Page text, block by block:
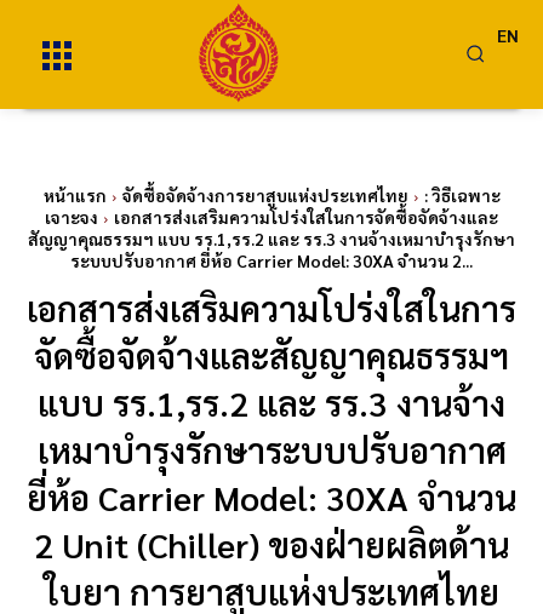
EN
หน้าแรก จัดซื้อจัดจ้างการยาสูบแห่งประเทศไทย
: วิธีเฉพาะ
เจาะจง
เอกสารส่งเสริมความโปร่งใสในการจัดซื้อจัดจ้างและ
สัญญาคุณธรรมฯ แบบ รร.1,รร.2 และ รร.3 งานจ้างเหมาบำรุงรักษา
ระบบปรับอากาศ ยี่ห้อ Carrier Model: 30XA จำนวน 2...
เอกสารส่งเสริมความโปร่งใสในการ
จัดซื้อจัดจ้างและสัญญาคุณธรรมฯ
แบบ รร.1,รร.2 และ รร.3 งานจ้าง
เหมาบำรุงรักษาระบบปรับอากาศ
ยี่ห้อ Carrier Model: 30XA จำนวน
2 Unit (Chiller) ของฝ่ายผลิตด้าน
ใบยา การยาสูบแห่งประเทศไทย